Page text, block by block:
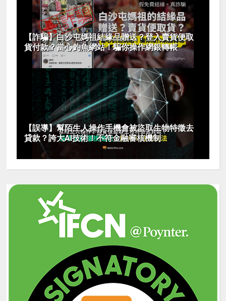
【詐騙】白沙屯媽祖結緣品贈送？登入賣貨便取
貨付款？當心釣魚網站！騙你操作網銀轉帳
【誤導】幫陌生人操作手機會被盜取生物特徵去
貸款？誇大AI技術！不符金融審核機制